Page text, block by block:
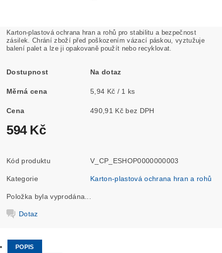
Karton-plastová ochrana hran a rohů pro stabilitu a bezpečnost
zásilek. Chrání zboží před poškozením vázací páskou, vyztužuje
balení palet a lze ji opakovaně použít nebo recyklovat.
Dostupnost Na dotaz
Měrná cena 5,94 Kč / 1 ks
Cena 490,91 Kč bez DPH
594 Kč
Kód produktu V_CP_ESHOP0000000003
Kategorie Karton-plastová ochrana hran a rohů
Položka byla vyprodána...
Dotaz
POPIS